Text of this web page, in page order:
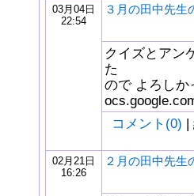
03月04日
22:54
３月の田中先生
クイズとアン
た
ので よろし
コメント(0) |
02月21日
16:26
２月の田中先生